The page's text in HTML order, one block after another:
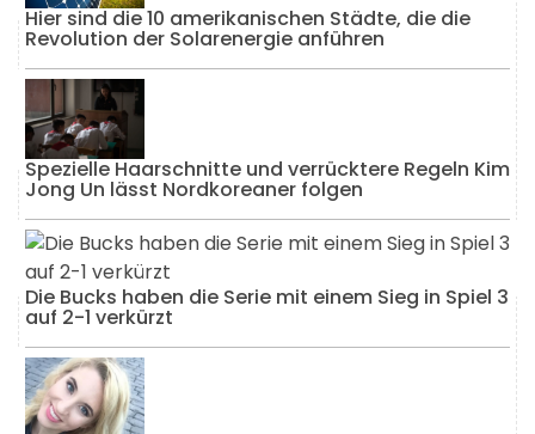
Hier sind die 10 amerikanischen Städte, die die
Revolution der Solarenergie anführen
Spezielle Haarschnitte und verrücktere Regeln Kim
Jong Un lässt Nordkoreaner folgen
Die Bucks haben die Serie mit einem Sieg in Spiel 3
auf 2-1 verkürzt